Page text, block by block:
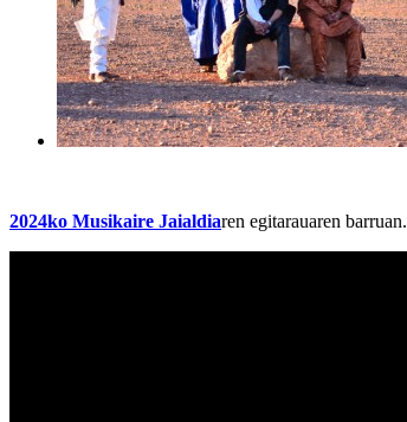
2024ko Musikaire Jaialdiaren egitarauaren barruan.